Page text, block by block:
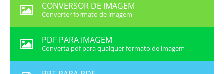
CONVERSOR DE IMAGEM
Converter formato de imagem
PDF PARA IMAGEM
Converta pdf para qualquer formato de imagem